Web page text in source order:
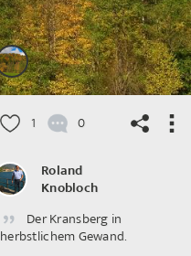
1 0
Roland
Knobloch
Der Kransberg in
herbstlichem Gewand.
©OpenStreetMap